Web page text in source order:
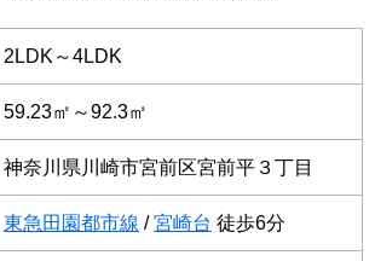
2LDK～4LDK
59.23㎡～92.3㎡
神奈川県川崎市宮前区宮前平３丁目
東急田園都市線 /宮崎台 徒歩6分